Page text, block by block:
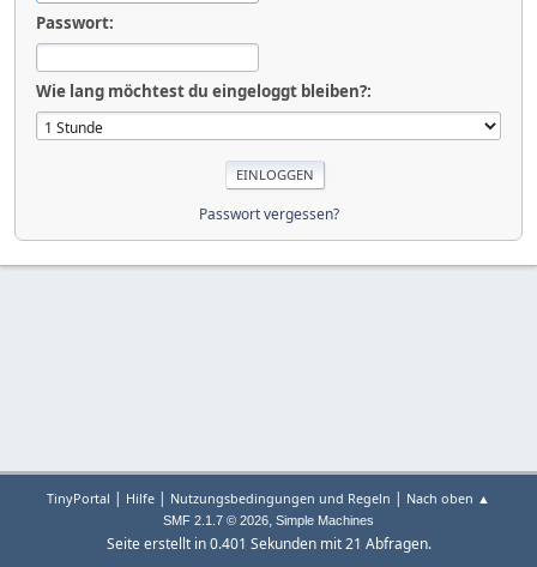
Passwort:
Wie lang möchtest du eingeloggt bleiben?:
Passwort vergessen?
TinyPortal | Hilfe | Nutzungsbedingungen und Regeln | Nach oben ▲
SMF 2.1.7 © 2026, Simple Machines
Seite erstellt in 0.401 Sekunden mit 21 Abfragen.